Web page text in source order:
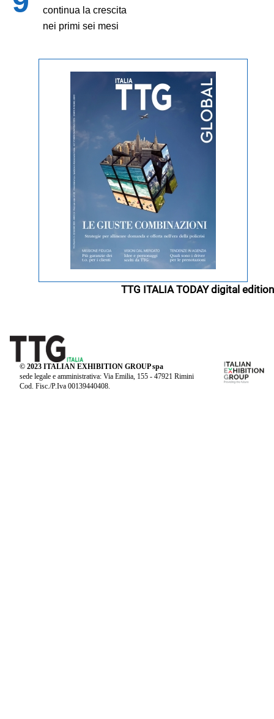
continua la crescita
nei primi sei mesi
TTG ITALIA TODAY digital edition
© 2023 ITALIAN EXHIBITION GROUP spa
sede legale e amministrativa: Via Emilia, 155 - 47921 Rimini
Cod. Fisc./P.Iva 00139440408.